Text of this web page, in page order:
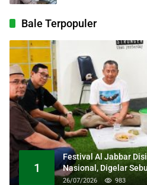
Bale Terpopuler
1
Festival Al Jabbar
Nasional, Digelar
Masjid Raya Al Jabbar
26/07/2026 983